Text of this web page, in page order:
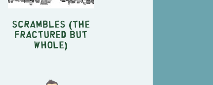
Scrambles (The
Fractured but
Whole)